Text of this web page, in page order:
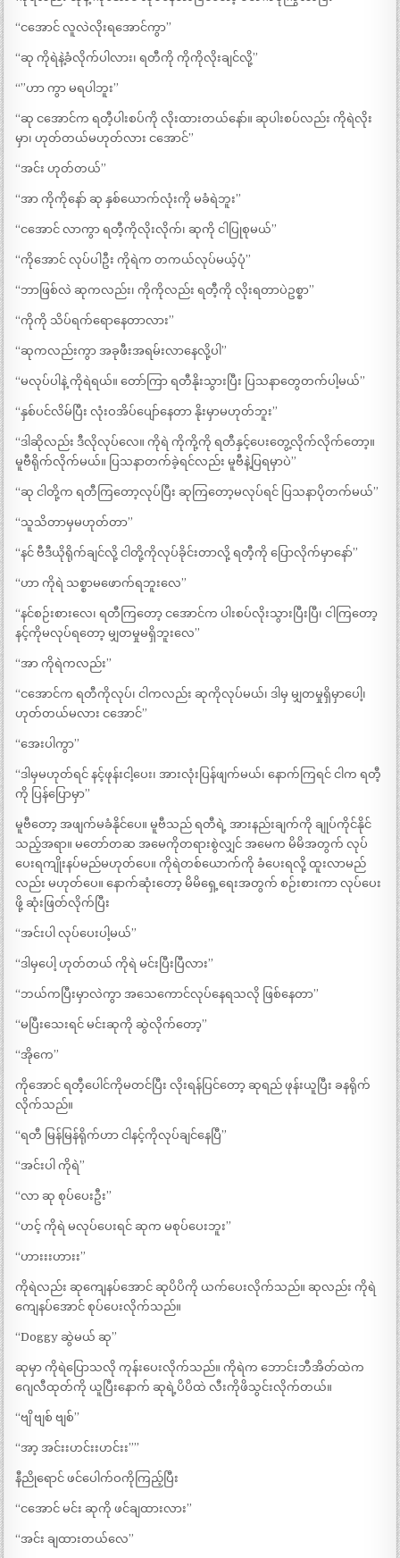
“ငအောင် လူလဲလိုးရအောင်ကွာ”
“ဆု ကိုရဲနဲ့ခံလိုက်ပါလား၊ ရတီကို ကိုကိုလိုးချင်လို့”
“”ဟာ ကွာ မရပါဘူး”
“ဆု ငအောင်က ရတီ့ပါးစပ်ကို လိုးထားတယ်‌နော်။ ဆုပါးစပ်လည်း ကိုရဲလိုး
မှာ၊ ဟုတ်တယ်မဟုတ်လား ငအောင်”
“အင်း ဟုတ်တယ်”
“အာ ကိုကိုနော် ဆု နှစ်ယောက်လုံးကို မခံရဲဘူး”
“ငအောင် လာကွာ ရတီ့ကိုလိုးလိုက်၊ ဆုကို ငါပြုစုမယ်”
“ကိုအောင် လုပ်ပါဦး ကိုရဲက တကယ်လုပ်မယ့်ပုံ”
“ဘာဖြစ်လဲ ဆုကလည်း၊ ကိုကိုလည်း ရတီ့ကို လိုးရတာပဲဥစ္စာ”
“ကိုကို သိပ်ရက်ရောနေတာလား”
“ဆုကလည်းကွာ အခုဖီးအရမ်းလာနေလို့ပါ”
“မလုပ်ပါနဲ့ ကိုရဲရယ်။ တော်ကြာ ရတီနိုးသွားပြီး ပြသနာတွေတက်ပါ့မယ်”
“နှစ်ပင်လိမ်ပြီး လုံးဝအိပ်ပျော်နေတာ နိုးမှာမဟုတ်ဘူး”
“ဒါဆိုလည်း ဒီလိုလုပ်လေ။ ကိုရဲ ကိုကို့ကို ရတီနှင့်ပေးတွေ့လိုက်လိုက်တော့။
မူဗီရိုက်လိုက်မယ်။ ပြသနာတက်ခဲ့ရင်လည်း မူဗီနဲ့ပြရမှာပဲ”
“ဆု ငါတို့က ရတီကြတော့လုပ်ပြီး ဆုကြတော့မလုပ်ရင် ပြသနာပိုတက်မယ်”
“သူသိတာမှမဟုတ်တာ”
“နင် ဗီဒီယိုရိုက်ချင်လို့ ငါတို့ကိုလုပ်ခိုင်းတာလို့ ရတီ့ကို ပြောလိုက်မှာနော်”
“ဟာ ကိုရဲ သစ္စာမဖောက်ရဘူးလေ”
“နင်စဉ်းစားလေ၊ ရတီကြတော့ ငအောင်က ပါးစပ်လိုးသွားပြီးပြီ၊ ငါကြတော့
နင့်ကိုမလုပ်ရတော့ မျှတမှုမရှိဘူးလေ”
“အာ ကိုရဲကလည်း”
“ငအောင်က ရတီကိုလုပ်၊ ငါကလည်း ဆုကိုလုပ်မယ်၊ ဒါမှ မျှတမှုရှိမှာပေါ့၊
ဟုတ်တယ်မလား ငအောင်”
“အေးပါကွာ”
“ဒါမှမဟုတ်ရင် နင့်ဖုန်းငါ့ပေး၊ အားလုံးပြန်ဖျက်မယ်၊ နောက်ကြရင် ငါက ရတီ့
ကို ပြန်ပြောမှာ”
မူဗီတော့ အဖျက်မခံနိုင်ပေ။ မူဗီသည် ရတီရဲ့ အားနည်းချက်ကို ချုပ်ကိုင်နိုင်
သည့်အရာ။ မတော်တဆ အမေကိုတရားစွဲလျှင် အမေက မိမိအတွက် လုပ်
ပေးရကျိုးနပ်မည်မဟုတ်ပေ။ ကိုရဲတစ်ယောက်ကို ခံပေးရလို့ ထူးလာမည်
လည်း မဟုတ်ပေ။ နောက်ဆုံးတော့ မိမိရှေ့ရေးအတွက် စဉ်းစားကာ လုပ်ပေး
ဖို့ ဆုံးဖြတ်လိုက်ပြီး
“အင်းပါ လုပ်ပေးပါ့မယ်”
“ဒါမှပေါ့ ဟုတ်တယ် ကိုရဲ မင်းပြီးပြီလား”
“ဘယ်ကပြီးမှာလဲကွာ အသေကောင်လုပ်နေရသလို ဖြစ်နေတာ”
“မပြီးသေးရင် မင်းဆုကို ဆွဲလိုက်တော့”
“အိုကေ”
ကိုအောင် ရတီ့ပေါင်ကိုမတင်ပြီး လိုးရန်ပြင်တော့ ဆုရည် ဖုန်းယူပြီး ခနရိုက်
လိုက်သည်။
“ရတီ မြန်မြန်ရိုက်ဟာ ငါနင့်ကိုလုပ်ချင်နေပြီ”
“အင်းပါ ကိုရဲ”
“လာ ဆု စုပ်ပေးဦး”
“ဟင့် ကိုရဲ မလုပ်ပေးရင် ဆုက မစုပ်ပေးဘူး”
“ဟားးးဟားး”
ကိုရဲလည်း ဆုကျေနပ်အောင် ဆုပိပိကို ယက်ပေးလိုက်သည်။ ဆုလည်း ကိုရဲ
ကျေနပ်အောင် စုပ်ပေးလိုက်သည်။
“Doggy ဆွဲမယ် ဆု”
ဆုမှာ ကိုရဲပြောသလို ကုန်းပေးလိုက်သည်။ ကိုရဲက ဘောင်းဘီအိတ်ထဲက
ဂျေလီထုတ်ကို ယူပြီးနောက် ဆုရဲ့ပိပိထဲ လီးကိုဖိသွင်းလိုက်တယ်။
“ဗျိ ဗျစ် ဗျစ်”
“အာ့ အင်းးဟင်းးဟင်းး””
နီညိုရောင် ဖင်ပေါက်ဝကိုကြည့်ပြီး
“ငအောင် မင်း ဆုကို ဖင်ချထားလား”
“အင်း ချထားတယ်လေ”